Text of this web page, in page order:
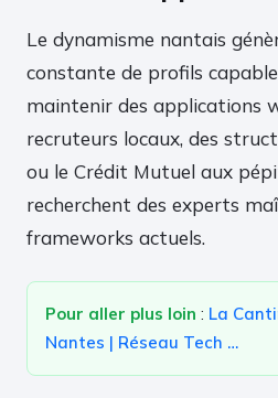
Le dynamisme nantais
constante de profils
maintenir des applications
recruteurs locaux, des
ou le Crédit Mutuel aux
recherchent des experts
frameworks actuels.
Pour aller plus loin : La
Nantes | Réseau Tech …